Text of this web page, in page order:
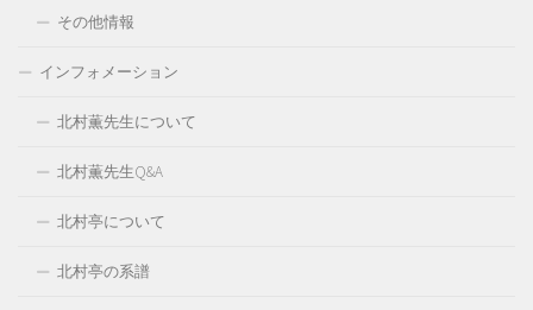
その他情報
インフォメーション
北村薫先生について
北村薫先生Q&A
北村亭について
北村亭の系譜